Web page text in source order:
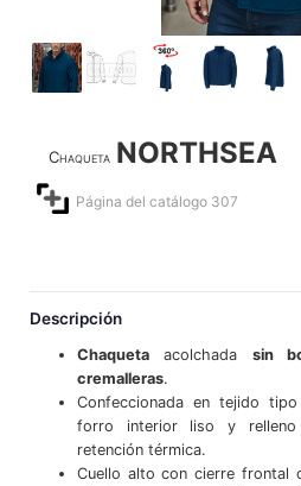
Chaqueta NORTHSEA
Página del catálogo 307
Descripción
Chaquetaacolchada sin
cremalleras.
Confeccionada en tejido
forro interior liso y
retención térmica.
Cuello alto con cierre frontal